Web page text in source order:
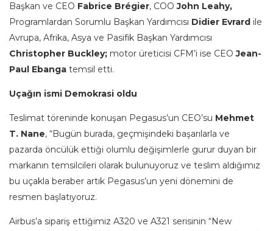
Başkan ve CEO Fabrice Brégier, COO John Leahy,
Programlardan Sorumlu Başkan Yardımcısı Didier Evrard ile
Avrupa, Afrika, Asya ve Pasifik Başkan Yardımcısı
Christopher Buckley; motor üreticisi CFM’i ise CEO Jean-
Paul Ebanga temsil etti.
Uçağın ismi Demokrasi oldu
Teslimat töreninde konuşan Pegasus’un CEO’su Mehmet
T. Nane, “Bugün burada, geçmişindeki başarılarla ve
pazarda öncülük ettiği olumlu değişimlerle gurur duyan bir
markanın temsilcileri olarak bulunuyoruz ve teslim aldığımız
bu uçakla beraber artık Pegasus’un yeni dönemini de
resmen başlatıyoruz.
Airbus’a sipariş ettiğimiz A320 ve A321 serisinin “New